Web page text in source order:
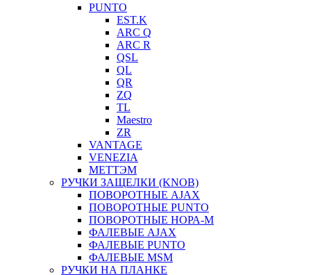
PUNTO
EST.K
ARC Q
ARC R
QSL
QL
QR
ZQ
TL
Maestro
ZR
VANTAGE
VENEZIA
МЕТТЭМ
РУЧКИ ЗАЩЕЛКИ (KNOB)
ПОВОРОТНЫЕ AJAX
ПОВОРОТНЫЕ PUNTO
ПОВОРОТНЫЕ НОРА-М
ФАЛЕВЫЕ AJAX
ФАЛЕВЫЕ PUNTO
ФАЛЕВЫЕ MSM
РУЧКИ НА ПЛАНКЕ